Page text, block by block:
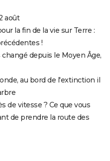
août
la fin de la vie sur Terre :
!
depuis le Moyen Âge,
au bord de l'extinction il
de vitesse ? Ce que vous
de prendre la route des